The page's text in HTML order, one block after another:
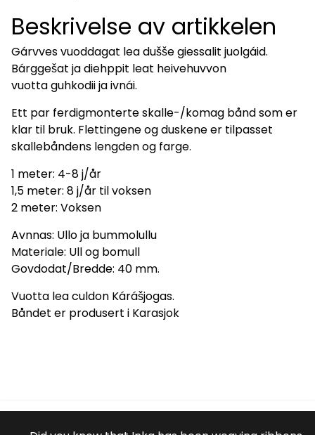
Beskrivelse av artikkelen
Gárvves vuoddagat lea dušše giessalit juolgáid.
Bárggešat ja diehppit leat heivehuvvon
vuotta guhkodii ja ivnái.
Ett par ferdigmonterte skalle-/komag bånd som er
klar til bruk. Flettingene og duskene er tilpasset
skallebåndens lengden og farge.
1 meter: 4-8 j/år
1,5 meter: 8 j/år til voksen
2 meter: Voksen
Avnnas: Ullo ja bummolullu
Materiale: Ull og bomull
Govdodat/Bredde: 40 mm.
Vuotta lea culdon Kárášjogas.
Båndet er produsert i Karasjok